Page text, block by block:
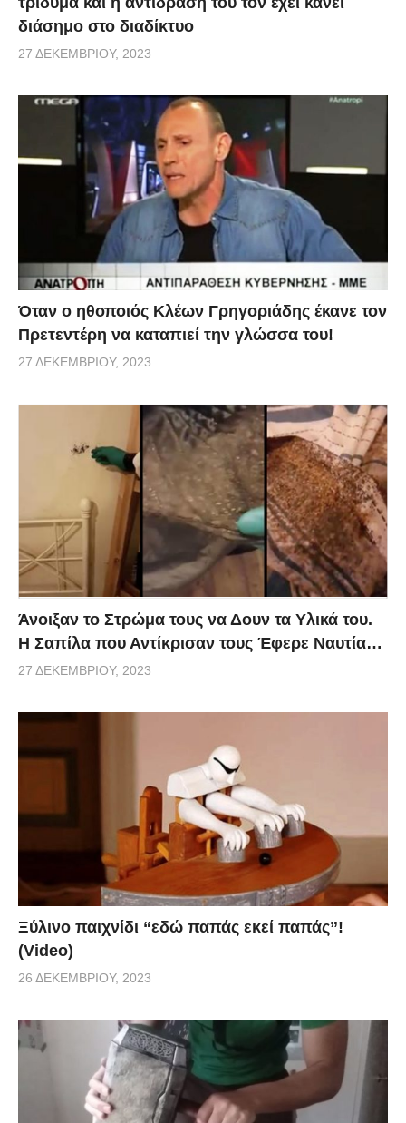
διάσημο στο διαδίκτυο
27 ΔΕΚΕΜΒΡΊΟΥ, 2023
Όταν ο ηθοποιός Κλέων Γρηγοριάδης έκανε τον
Πρετεντέρη να καταπιεί την γλώσσα του!
27 ΔΕΚΕΜΒΡΊΟΥ, 2023
Άνοιξαν το Στρώμα τους να Δουν τα Υλικά του.
Η Σαπίλα που Αντίκρισαν τους Έφερε Ναυτία…
27 ΔΕΚΕΜΒΡΊΟΥ, 2023
Ξύλινο παιχνίδι “εδώ παπάς εκεί παπάς”!
(Video)
26 ΔΕΚΕΜΒΡΊΟΥ, 2023